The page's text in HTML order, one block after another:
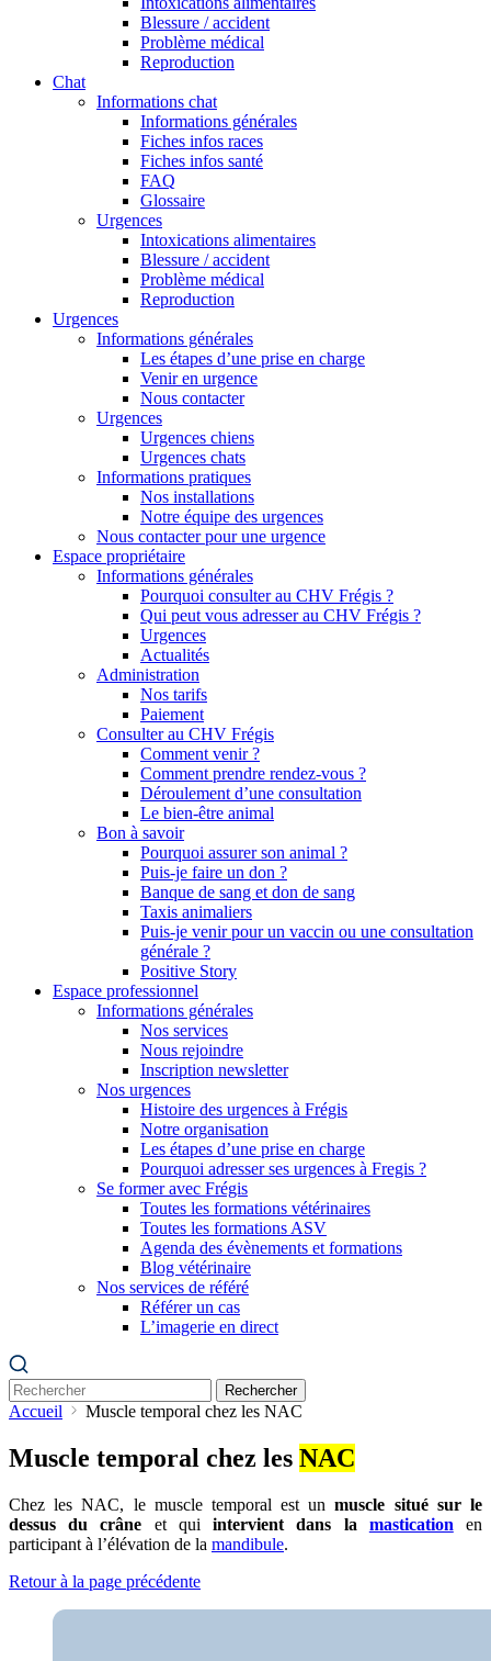
Blessure / accident
Problème médical
Reproduction
Chat
Informations chat
Informations générales
Fiches infos races
Fiches infos santé
FAQ
Glossaire
Urgences
Intoxications alimentaires
Blessure / accident
Problème médical
Reproduction
Urgences
Informations générales
Les étapes d’une prise en charge
Venir en urgence
Nous contacter
Urgences
Urgences chiens
Urgences chats
Informations pratiques
Nos installations
Notre équipe des urgences
Nous contacter pour une urgence
Espace propriétaire
Informations générales
Pourquoi consulter au CHV Frégis ?
Qui peut vous adresser au CHV Frégis ?
Urgences
Actualités
Administration
Nos tarifs
Paiement
Consulter au CHV Frégis
Comment venir ?
Comment prendre rendez-vous ?
Déroulement d’une consultation
Le bien-être animal
Bon à savoir
Pourquoi assurer son animal ?
Puis-je faire un don ?
Banque de sang et don de sang
Taxis animaliers
Puis-je venir pour un vaccin ou une consultation
générale ?
Positive Story
Espace professionnel
Informations générales
Nos services
Nous rejoindre
Inscription newsletter
Nos urgences
Histoire des urgences à Frégis
Notre organisation
Les étapes d’une prise en charge
Pourquoi adresser ses urgences à Fregis ?
Se former avec Frégis
Toutes les formations vétérinaires
Toutes les formations ASV
Agenda des évènements et formations
Blog vétérinaire
Nos services de référé
Référer un cas
L’imagerie en direct
Rechercher
Accueil Muscle temporal chez les NAC
Muscle temporal chez les NAC
Chez les NAC, le muscle temporal est un muscle situé sur le
dessus du crâne et qui intervient dans la mastication en
participant à l’élévation de la mandibule.
Retour à la page précédente